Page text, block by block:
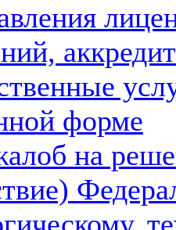
форме
на